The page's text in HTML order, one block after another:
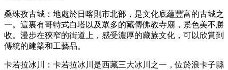
桑珠孜古城：地處於日喀則市北部，是文化底蘊豐富的古城之
一。這裏有哥特式白塔以及眾多的藏傳佛教寺廟，景色美不勝
收。漫步在狹窄的街道上，感受濃厚的藏族文化，可以欣賞到
傳統的建築和工藝品。
卡若拉冰川：卡若拉冰川是西藏三大冰川之一，位於浪卡子縣